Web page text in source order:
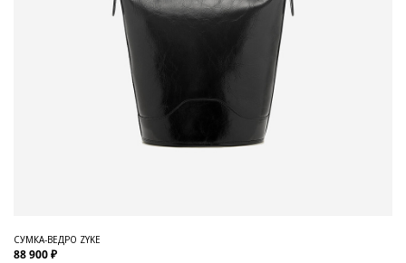
СУМКА-ВЕДРО ZYKE
88 900 ₽